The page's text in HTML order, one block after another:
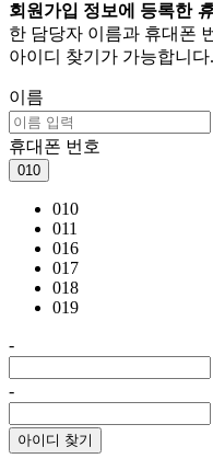
회원가입 정보에 등록한
한 담당자 이름과 휴대폰
아이디 찾기가 가능합니다.
이름
휴대폰 번호
010
010
011
016
017
018
019
-
-
아이디 찾기